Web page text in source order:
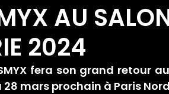
distribuée
AU
2024
fera son grand retour
28 mars prochain à Paris